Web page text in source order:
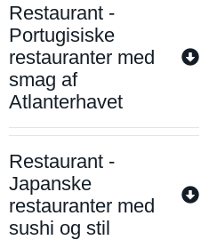
Restaurant -
Portugisiske
restauranter med
smag af
Atlanterhavet
Restaurant -
Japanske
restauranter med
sushi og stil